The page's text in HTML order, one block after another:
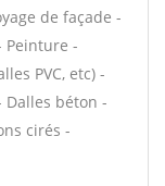
de façade -
Peinture -
PVC, etc) -
béton -
cirés -